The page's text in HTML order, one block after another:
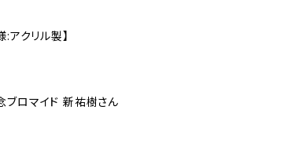
アクリル製】
ロマイド 新祐樹さん